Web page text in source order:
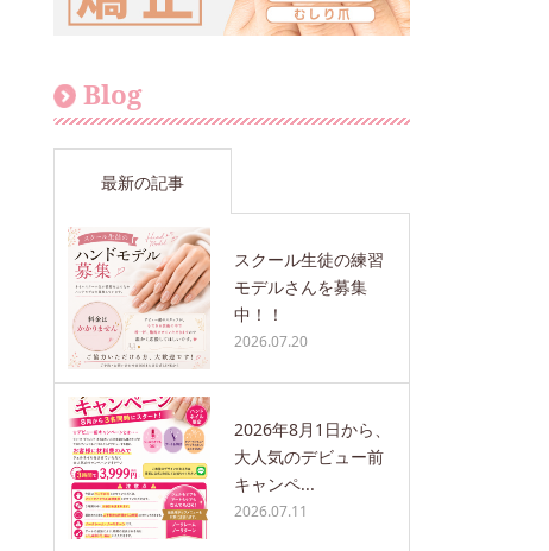
Blog
最新の記事
スクール生徒の練習
モデルさんを募集
中！！
2026.07.20
2026年8月1日から、
大人気のデビュー前
キャンペ...
2026.07.11